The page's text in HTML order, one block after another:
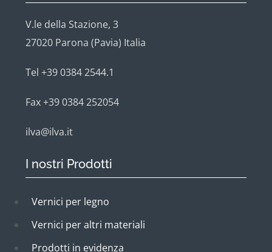
V.le della Stazione, 3
27020 Parona (Pavia) Italia
Tel +39 0384 2544.1
Fax +39 0384 252054
ilva@ilva.it
I nostri Prodotti
Vernici per legno
Vernici per altri materiali
Prodotti in evidenza